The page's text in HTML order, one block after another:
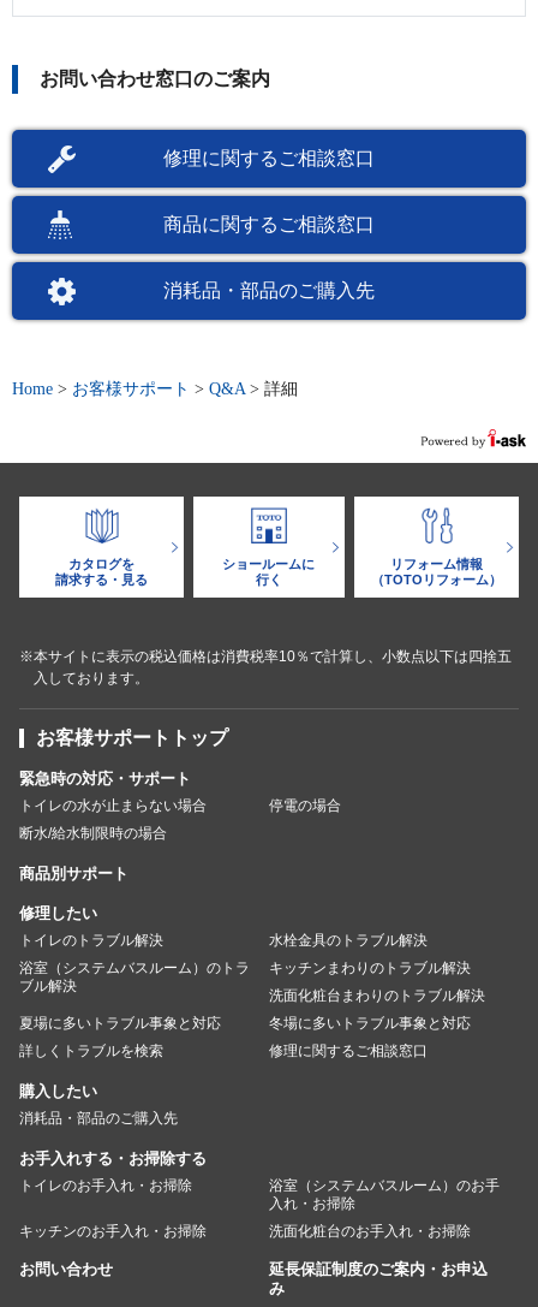
お問い合わせ窓口のご案内
修理に関するご相談窓口
商品に関するご相談窓口
消耗品・部品のご購入先
Home > お客様サポート > Q&A > 詳細
カタログを
請求する・見る
ショールームに
行く
リフォーム情報
（TOTOリフォーム）
※本サイトに表示の税込価格は消費税率10％で計算し、小数点以下は四捨五
入しております。
お客様サポートトップ
緊急時の対応・サポート
トイレの水が止まらない場合
停電の場合
断水/給水制限時の場合
商品別サポート
修理したい
トイレのトラブル解決
水栓金具のトラブル解決
浴室（システムバスルーム）のトラ
ブル解決
キッチンまわりのトラブル解決
洗面化粧台まわりのトラブル解決
夏場に多いトラブル事象と対応
冬場に多いトラブル事象と対応
詳しくトラブルを検索
修理に関するご相談窓口
購入したい
消耗品・部品のご購入先
お手入れする・お掃除する
トイレのお手入れ・お掃除
浴室（システムバスルーム）のお手
入れ・お掃除
キッチンのお手入れ・お掃除
洗面化粧台のお手入れ・お掃除
お問い合わせ
延長保証制度のご案内・お申込
み